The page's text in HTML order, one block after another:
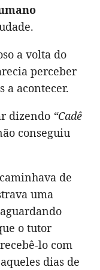
a volta do
perceber
a acontecer.
dizendo “Cadê
conseguiu
de
uma
o tutor
lo com
dias de